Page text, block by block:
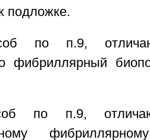
подложке.
по п.9,
фибриллярный
по п.9,